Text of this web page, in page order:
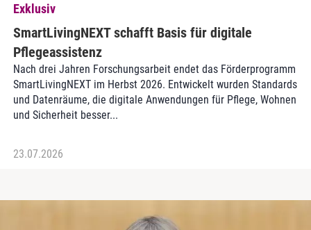
Exklusiv
SmartLivingNEXT schafft Basis für digitale
Pflegeassistenz
Nach drei Jahren Forschungsarbeit endet das Förderprogramm
SmartLivingNEXT im Herbst 2026. Entwickelt wurden Standards
und Datenräume, die digitale Anwendungen für Pflege, Wohnen
und Sicherheit besser...
23.07.2026